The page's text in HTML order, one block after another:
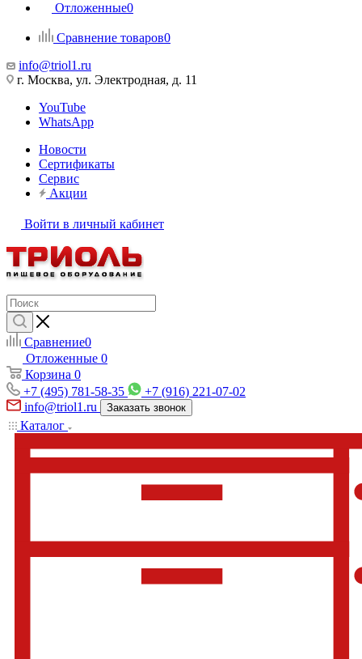
Отложенные0
Сравнение товаров0
info@triol1.ru
г. Москва, ул. Электродная, д. 11
YouTube
WhatsApp
Новости
Сертификаты
Сервис
Акции
Войти в личный кабинет
Сравнение0
Отложенные 0
Корзина 0
+7 (495) 781-58-35
+7 (916) 221-07-02
info@triol1.ru
Заказать звонок
Каталог